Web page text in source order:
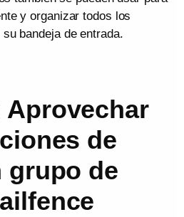
y organizar todos los
bandeja de entrada.
Aprovechar
de
grupo de